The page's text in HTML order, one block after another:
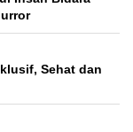
Sehat dan